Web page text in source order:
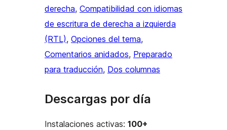
derecha, Compatibilidad con idiomas
de escritura de derecha a izquierda
(RTL), Opciones del tema
Comentarios anidados, Preparado
para traducción, Dos columnas
Descargas por día
Instalaciones activas: 100+